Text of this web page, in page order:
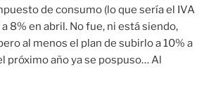
de consumo (lo que sería el IVA
8% en abril. No fue, ni está siendo,
al menos el plan de subirlo a 10% a
próximo año ya se pospuso… Al